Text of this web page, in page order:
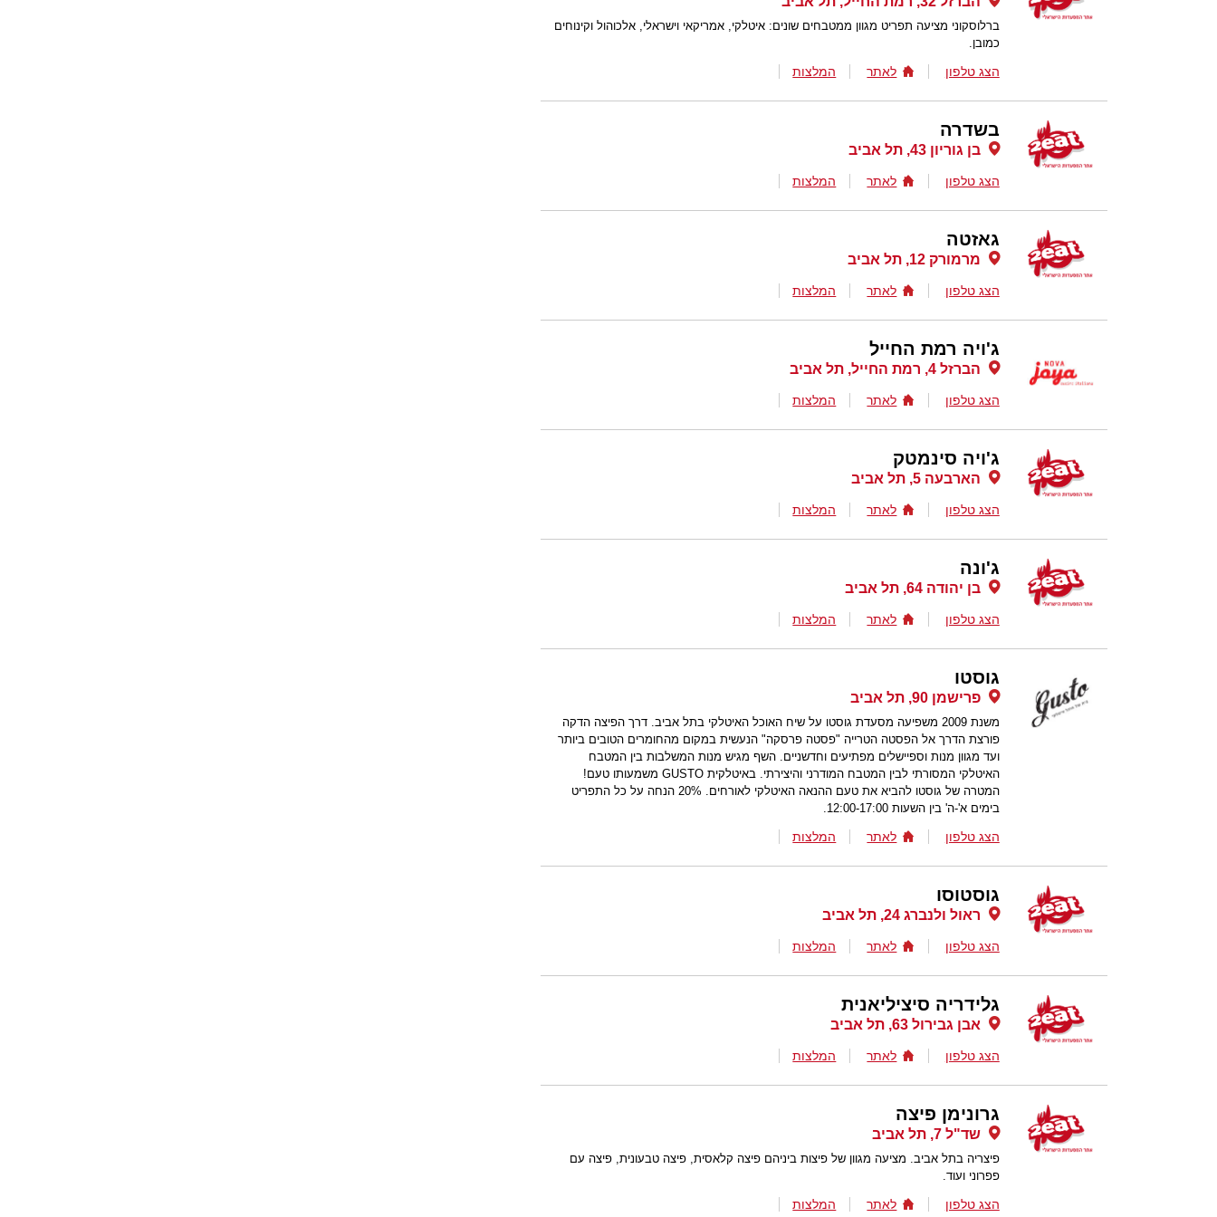
ברלוסקוני מציעה תפריט מגוון ממטבחים שונים: איטלקי, אמריקאי וישראלי, אלכוהול וקינוחים
כמובן.
הצג טלפון לאתר המלצות
בשדרה
בן גוריון 43, תל אביב
הצג טלפון לאתר המלצות
גאזטה
מרמורק 12, תל אביב
הצג טלפון לאתר המלצות
ג'ויה רמת החייל
הברזל 4, רמת החייל, תל אביב
הצג טלפון לאתר המלצות
ג'ויה סינמטק
הארבעה 5, תל אביב
הצג טלפון לאתר המלצות
ג'ונה
בן יהודה 64, תל אביב
הצג טלפון לאתר המלצות
גוסטו
פרישמן 90, תל אביב
משנת 2009 משפיעה מסעדת גוסטו על שיח האוכל האיטלקי בתל אביב. דרך הפיצה הדקה
פורצת הדרך אל הפסטה הטרייה "פסטה פרסקה" הנעשית במקום מהחומרים הטובים ביותר
ועד מגוון מנות וספיישלים מפתיעים וחדשניים. השף מגיש מנות המשלבות בין המטבח
האיטלקי המסורתי לבין המטבח המודרני והיצירתי. באיטלקית GUSTO משמעותו טעם!
המטרה של גוסטו להביא את טעם ההנאה האיטלקי לאורחים. 20% הנחה על כל התפריט
בימים א'-ה' בין השעות 12:00-17:00.
הצג טלפון לאתר המלצות
גוסטוסו
ראול ולנברג 24, תל אביב
הצג טלפון לאתר המלצות
גלידריה סיציליאנית
אבן גבירול 63, תל אביב
הצג טלפון לאתר המלצות
גרונימן פיצה
שד"ל 7, תל אביב
פיצריה בתל אביב. מציעה מגוון של פיצות ביניהם פיצה קלאסית, פיצה טבעונית, פיצה עם
פפרוני ועוד.
הצג טלפון לאתר המלצות